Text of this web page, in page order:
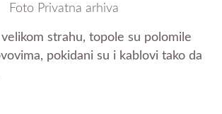
Foto Privatna arhiva
strahu, topole su polomile
pokidani su i kablovi tako da